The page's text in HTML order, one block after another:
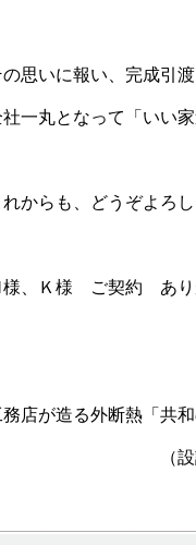
の思いに報い、完成引
一丸となって「いい
れからも、どうぞよろ
様、Ｋ様 ご契約 あり
務店が造る外断熱「共和
設計 坂